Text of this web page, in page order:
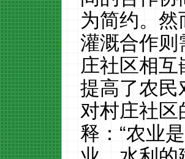
为简约。然
灌溉合作则
庄社区相互
提高了农民
对村庄社区
释：“农业